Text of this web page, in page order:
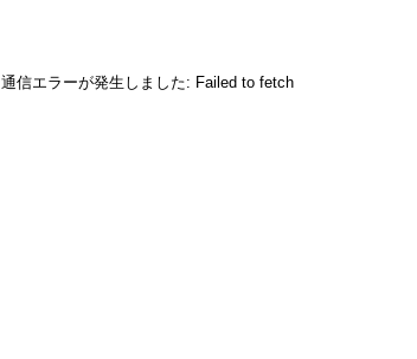
通信エラーが発生しました: Failed to fetch